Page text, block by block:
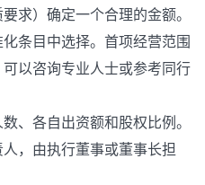
求）确定一个合理的金额。
条目中选择。首项经营范围
以咨询专业人士或参考同行
、各自出资额和股权比例。
，由执行董事或董事长担